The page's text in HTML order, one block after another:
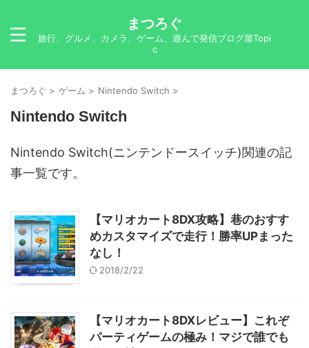
まつろぐ
旅行、グルメ、カメラ、ゲーム、遊んで発信ブログ屋Topi
c
まつろぐ > ゲーム > Nintendo Switch >
Nintendo Switch
Nintendo Switch(ニンテンドースイッチ)関連の記
事一覧です。
【マリオカート8DX攻略】巷のおすす
めカスタマイズで走行！勝率UPまった
なし！
2018/2/22
【マリオカート8DXレビュー】これぞ
パーティゲームの極み！マジで誰でも